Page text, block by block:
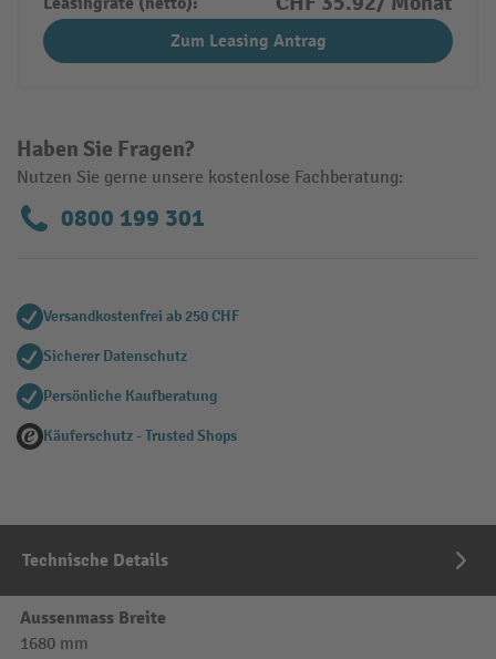
Haben Sie Fragen?
Nutzen Sie gerne unsere kostenlose Fachberatung:
0800 199 301
Zum Leasing Antrag
Versandkostenfrei ab 250 CHF
Sicherer Datenschutz
Persönliche Kaufberatung
Käuferschutz - Trusted Shops
Technische Details
Aussenmass Breite
1680 mm